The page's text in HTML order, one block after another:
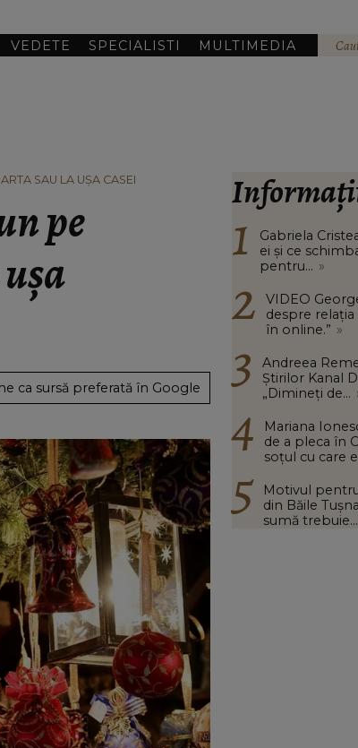
VEDETE SPECIALISTI MULTIMEDIA
SAU LA UȘA CASEI
pe
ca sursă preferată în Google
Gabriela
ei și ce
pentru... »
VIDEO
despre relația
în online.” »
Andreea
Știrilor Kanal
„Dimineți de...
Mariana
de a pleca în
soțul cu care
Motivul
din Băile
sumă trebuie...